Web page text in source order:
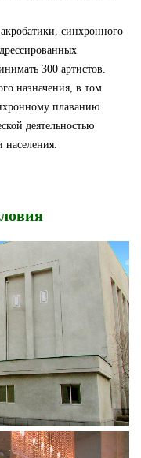
синхронного
300 артистов.
назначения, в том
плаванию.
деятельностью